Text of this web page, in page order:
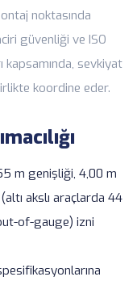
noktasında
güvenliği ve ISO
kapsamında, sevkiyat
koordine eder.
m genişliği, 4,00 m
akslı araçlarda 44
of-gauge) izni